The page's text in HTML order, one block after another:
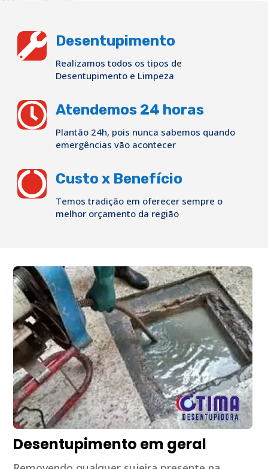
 Desentupimento
Realizamos todos os tipos de
Desentupimento e Limpeza
 Atendemos 24 horas
Plantão 24h, pois nunca sabemos quando
emergências vão acontecer
 Custo x Benefício
Temos tradição em oferecer sempre o
melhor orçamento da região
Desentupimento em geral